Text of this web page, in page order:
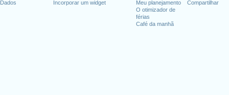
Dados
Incorporar um widget
Meu planejamento
O otimizador de
férias
Café da manhã
Compartilhar